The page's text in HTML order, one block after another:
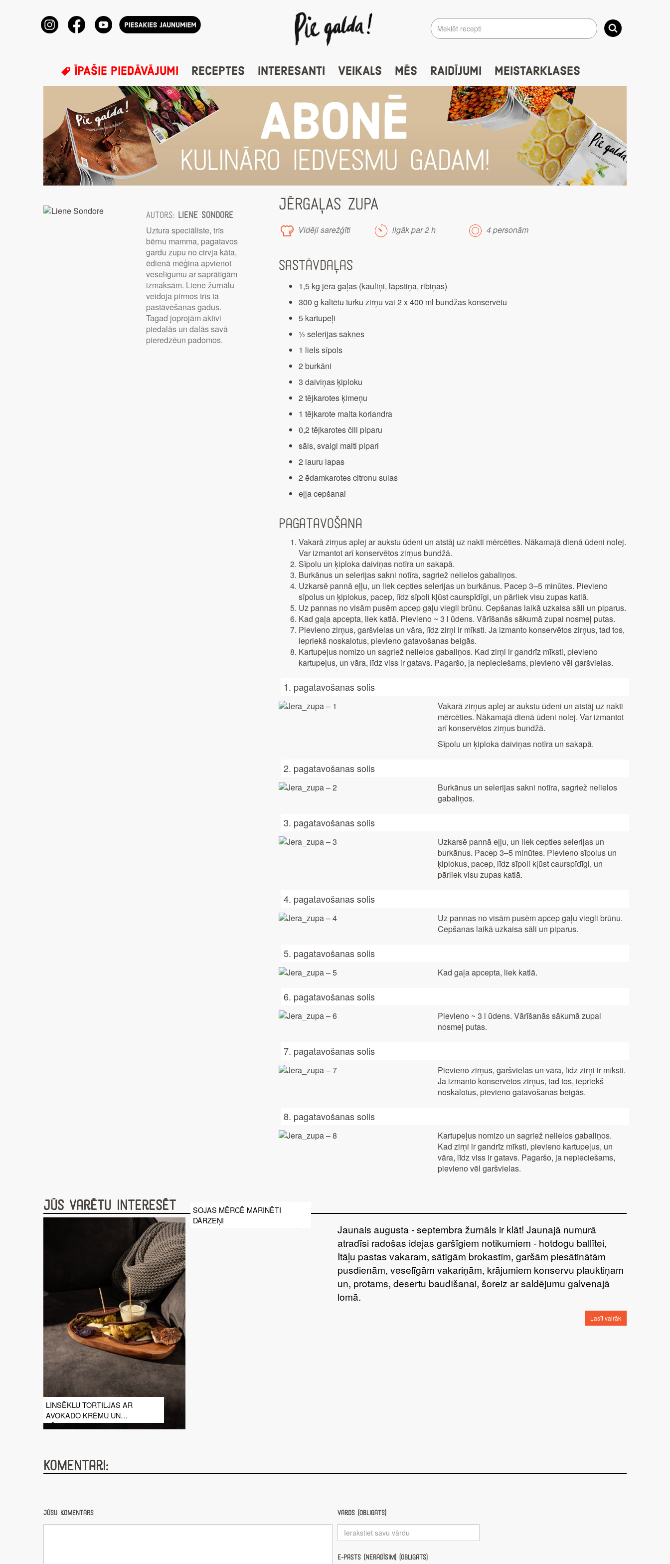
ĪPAŠIE PIEDĀVĀJUMI RECEPTES INTERESANTI VEIKALS MĒS RAIDĪJUMI MEISTARKLASES
Autors: Liene Sondore
Uztura speciāliste, trīs
bērnu mamma, pagatavos
gardu zupu no cirvja kāta,
ēdienā mēģina apvienot
veselīgumu ar saprātīgām
izmaksām. Liene žurnālu
veidoja pirmos trīs tā
pastāvēšanas gadus.
Tagad joprojām aktīvi
piedalās un dalās savā
pieredzēun padomos.
JĒRGAĻAS ZUPA
Vidēji sarežģīti ilgāk par 2 h 4 personām
Sastāvdaļas
1,5 kg jēra gaļas (kauliņi, lāpstiņa, ribiņas)
300 g kaltētu turku zirņu vai 2 x 400 ml bundžas konservētu
5 kartupeļi
½ selerijas saknes
1 liels sīpols
2 burkāni
3 daiviņas ķiploku
2 tējkarotes ķimeņu
1 tējkarote malta koriandra
0,2 tējkarotes čili piparu
sāls, svaigi malti pipari
2 lauru lapas
2 ēdamkarotes citronu sulas
eļļa cepšanai
Pagatavošana
Vakarā zirņus aplej ar aukstu ūdeni un atstāj uz nakti mērcēties. Nākamajā dienā ūdeni nolej.
Var izmantot arī konservētos zirņus bundžā.
Sīpolu un ķiploka daiviņas notīra un sakapā.
Burkānus un selerijas sakni notīra, sagriež nelielos gabaliņos.
Uzkarsē pannā eļļu, un liek cepties selerijas un burkānus. Pacep 3–5 minūtes. Pievieno
sīpolus un ķiplokus, pacep, līdz sīpoli kļūst caurspīdīgi, un pārliek visu zupas katlā.
Uz pannas no visām pusēm apcep gaļu viegli brūnu. Cepšanas laikā uzkaisa sāli un piparus.
Kad gaļa apcepta, liek katlā. Pievieno ~ 3 l ūdens. Vārīšanās sākumā zupai nosmeļ putas.
Pievieno zirņus, garšvielas un vāra, līdz zirņi ir mīksti. Ja izmanto konservētos zirņus, tad tos,
iepriekš noskalotus, pievieno gatavošanas beigās.
Kartupeļus nomizo un sagriež nelielos gabaliņos. Kad zirņi ir gandrīz mīksti, pievieno
kartupeļus, un vāra, līdz viss ir gatavs. Pagaršo, ja nepieciešams, pievieno vēl garšvielas.
1. pagatavošanas solis
Vakarā zirņus aplej ar aukstu ūdeni un atstāj uz nakti
mērcēties. Nākamajā dienā ūdeni nolej. Var izmantot
arī konservētos zirņus bundžā.
Sīpolu un ķiploka daiviņas notīra un sakapā.
2. pagatavošanas solis
Burkānus un selerijas sakni notīra, sagriež nelielos
gabaliņos.
3. pagatavošanas solis
Uzkarsē pannā eļļu, un liek cepties selerijas un
burkānus. Pacep 3–5 minūtes. Pievieno sīpolus un
ķiplokus, pacep, līdz sīpoli kļūst caurspīdīgi, un
pārliek visu zupas katlā.
4. pagatavošanas solis
Uz pannas no visām pusēm apcep gaļu viegli brūnu.
Cepšanas laikā uzkaisa sāli un piparus.
5. pagatavošanas solis
Kad gaļa apcepta, liek katlā.
6. pagatavošanas solis
Pievieno ~ 3 l ūdens. Vārīšanās sākumā zupai
nosmeļ putas.
7. pagatavošanas solis
Pievieno zirņus, garšvielas un vāra, līdz zirņi ir mīksti.
Ja izmanto konservētos zirņus, tad tos, iepriekš
noskalotus, pievieno gatavošanas beigās.
8. pagatavošanas solis
Kartupeļus nomizo un sagriež nelielos gabaliņos.
Kad zirņi ir gandrīz mīksti, pievieno kartupeļus, un
vāra, līdz viss ir gatavs. Pagaršo, ja nepieciešams,
pievieno vēl garšvielas.
Jūs varētu interesēt
LINSĒKLU TORTILJAS AR
AVOKADO KRĒMU UN
DĀRZEŅIEM
SOJAS MĒRCĒ MARINĒTI
DĀRZEŅI
Jaunais augusta - septembra žurnāls ir klāt! Jaunajā numurā
atradīsi radošas idejas garšīgiem notikumiem - hotdogu ballītei,
Itāļu pastas vakaram, sātīgām brokastīm, garšām piesātinātām
pusdienām, veselīgām vakariņām, krājumiem konservu plauktiņam
un, protams, desertu baudīšanai, šoreiz ar saldējumu galvenajā
lomā.
Lasīt vairāk
Komentāri:
Jūsu komentārs Vārds (obligāts)
E-pasts (nerādīsim) (obligāts)